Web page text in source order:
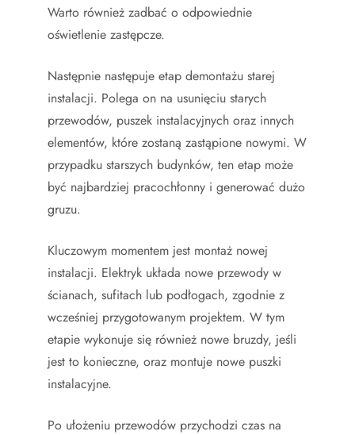
Warto również zadbać o odpowiednie
oświetlenie zastępcze.
Następnie następuje etap demontażu starej
instalacji. Polega on na usunięciu starych
przewodów, puszek instalacyjnych oraz innych
elementów, które zostaną zastąpione nowymi. W
przypadku starszych budynków, ten etap może
być najbardziej pracochłonny i generować dużo
gruzu.
Kluczowym momentem jest montaż nowej
instalacji. Elektryk układa nowe przewody w
ścianach, sufitach lub podłogach, zgodnie z
wcześniej przygotowanym projektem. W tym
etapie wykonuje się również nowe bruzdy, jeśli
jest to konieczne, oraz montuje nowe puszki
instalacyjne.
Po ułożeniu przewodów przychodzi czas na